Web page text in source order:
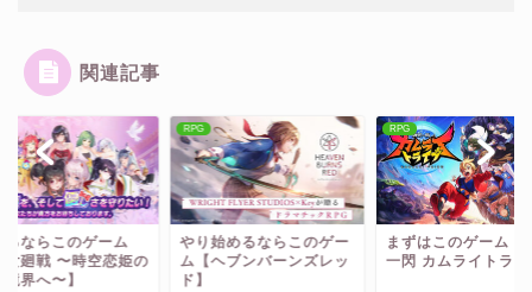
関連記事
始めるならこのゲー
ヘブンバーンズレッ
RPG
まずはこのゲーム【神式
一閃 カムライトライブ】
RPG
やり始めるならこの
ム【ジオ〜魔法スク